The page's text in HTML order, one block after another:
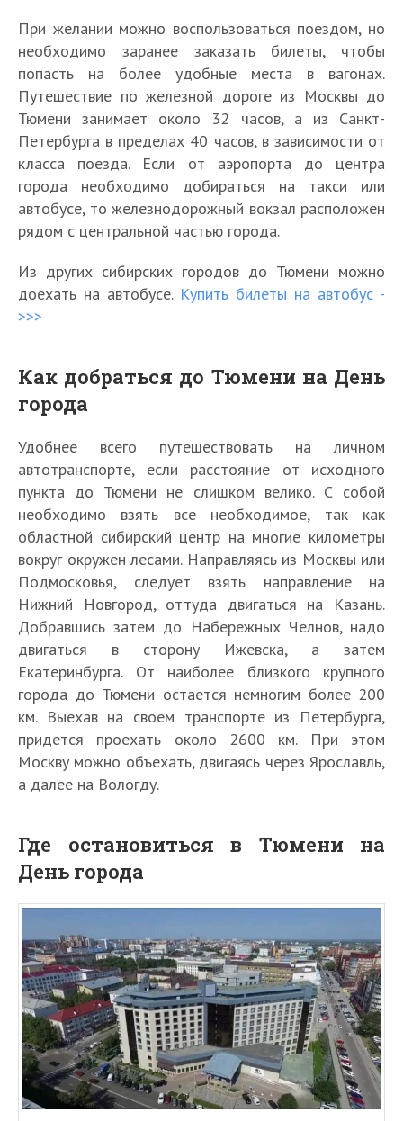
При желании можно воспользоваться поездом, но
необходимо заранее заказать билеты, чтобы
попасть на более удобные места в вагонах.
Путешествие по железной дороге из Москвы до
Тюмени занимает около 32 часов, а из Санкт-
Петербурга в пределах 40 часов, в зависимости от
класса поезда. Если от аэропорта до центра
города необходимо добираться на такси или
автобусе, то железнодорожный вокзал расположен
рядом с центральной частью города.
Из других сибирских городов до Тюмени можно
доехать на автобусе. Купить билеты на автобус -
>>>
Как добраться до Тюмени на День
города
Удобнее всего путешествовать на личном
автотранспорте, если расстояние от исходного
пункта до Тюмени не слишком велико. С собой
необходимо взять все необходимое, так как
областной сибирский центр на многие километры
вокруг окружен лесами. Направляясь из Москвы или
Подмосковья, следует взять направление на
Нижний Новгород, оттуда двигаться на Казань.
Добравшись затем до Набережных Челнов, надо
двигаться в сторону Ижевска, а затем
Екатеринбурга. От наиболее близкого крупного
города до Тюмени остается немногим более 200
км. Выехав на своем транспорте из Петербурга,
придется проехать около 2600 км. При этом
Москву можно объехать, двигаясь через Ярославль,
а далее на Вологду.
Где остановиться в Тюмени на
День города